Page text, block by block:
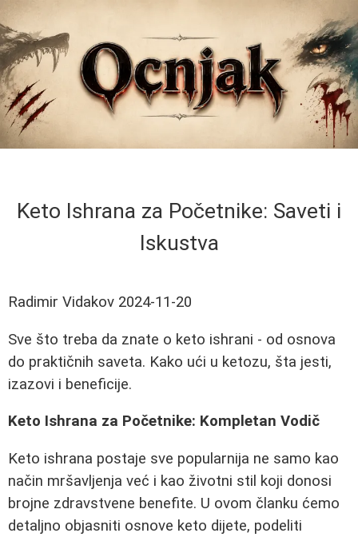
Keto Ishrana za Početnike: Saveti i
Iskustva
Radimir Vidakov 2024-11-20
Sve što treba da znate o keto ishrani - od osnova
do praktičnih saveta. Kako ući u ketozu, šta jesti,
izazovi i beneficije.
Keto Ishrana za Početnike: Kompletan Vodič
Keto ishrana postaje sve popularnija ne samo kao
način mršavljenja već i kao životni stil koji donosi
brojne zdravstvene benefite. U ovom članku ćemo
detaljno objasniti osnove keto dijete, podeliti